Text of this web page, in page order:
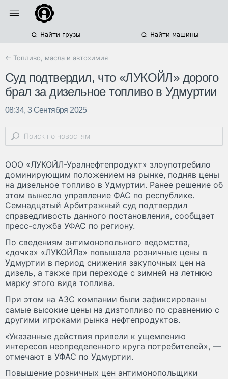
Найти грузы Найти машины
← Топливо, масла и автохимия
Суд подтвердил, что «ЛУКОЙЛ» дорого
брал за дизельное топливо в Удмуртии
08:34, 3 Сентября 2025
ООО «ЛУКОЙЛ-Уралнефтепродукт» злоупотребило
доминирующим положением на рынке, подняв цены
на дизельное топливо в Удмуртии. Ранее решение об
этом вынесло управление ФАС по республике.
Семнадцатый Арбитражный суд подтвердил
справедливость данного постановления, сообщает
пресс-служба УФАС по региону.
По сведениям антимонопольного ведомства,
«дочка» «ЛУКОЙЛа» повышала розничные цены в
Удмуртии в период снижения закупочных цен на
дизель, а также при переходе с зимней на летнюю
марку этого вида топлива.
При этом на АЗС компании были зафиксированы
самые высокие цены на дизтопливо по сравнению с
другими игроками рынка нефтепродуктов.
«Указанные действия привели к ущемлению
интересов неопределенного круга потребителей», —
отмечают в УФАС по Удмуртии.
Повышение розничных цен антимонопольщики